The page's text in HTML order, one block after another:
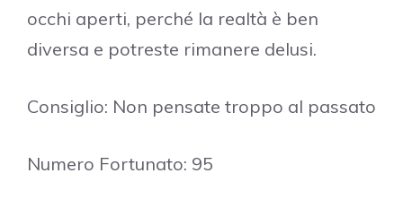
occhi aperti, perché la realtà è ben
diversa e potreste rimanere delusi.
Consiglio: Non pensate troppo al passato
Numero Fortunato: 95